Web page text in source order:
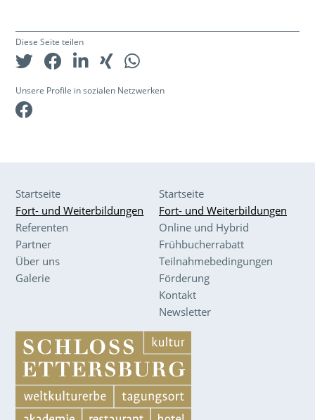
Diese Seite teilen
Unsere Profile in sozialen Netzwerken
Startseite
Fort- und Weiterbildungen
Referenten
Partner
Über uns
Galerie
Startseite
Fort- und Weiterbildungen
Online und Hybrid
Frühbucherrabatt
Teilnahmebedingungen
Förderung
Kontakt
Newsletter